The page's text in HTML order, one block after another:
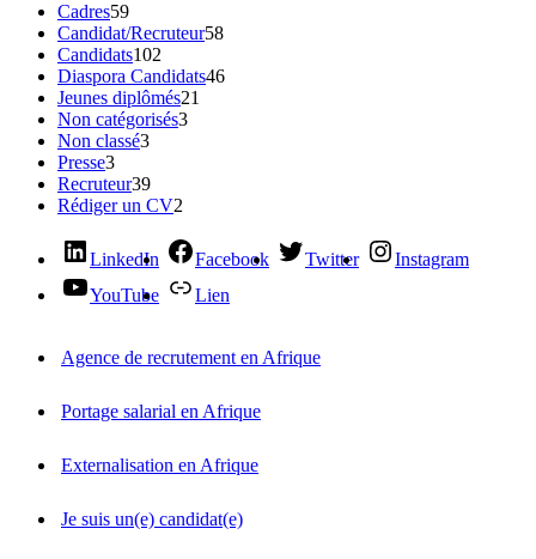
Cadres59
Candidat/Recruteur58
Candidats102
Diaspora Candidats46
Jeunes diplômés21
Non catégorisés3
Non classé3
Presse3
Recruteur39
Rédiger un CV2
LinkedIn Facebook Twitter
Instagram
YouTube
Lien
Agence de recrutement en Afrique
Portage salarial en Afrique
Externalisation en Afrique
Je suis un(e) candidat(e)